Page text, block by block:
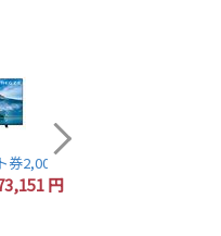
24V型 ハイビジョン YouTube/Bluetooth対応 24V35N REGZA TOSHIBA
対応 55Z670N TVS REGZA
YouTube/Bluetooth対応
テレビ 43インチ 43V型 4Kチ
東芝 REGZA
券2,000円分プレゼント】
円